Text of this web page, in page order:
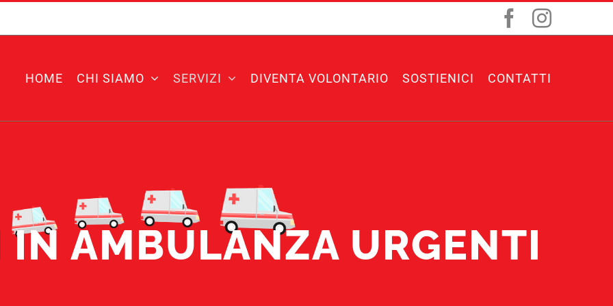
Facebook
HOME CHI SIAMO SERVIZI DIVENTA VOLONTARIO SOSTIENICI CONTATTI
IN AMBULANZA URGENTI